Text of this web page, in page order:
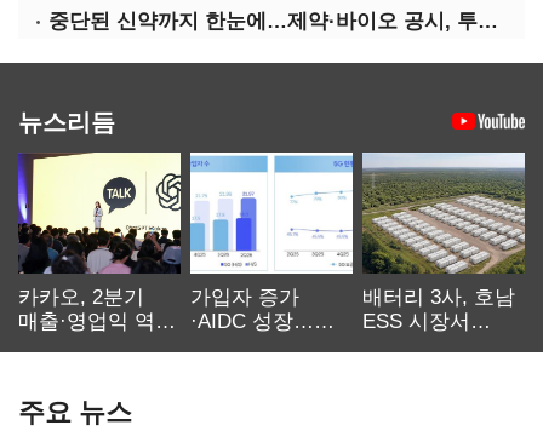
중단된 신약까지 한눈에…제약·바이오 공시, 투명해진다
뉴스리듬
카카오, 2분기
매출·영업익 역대
가입자 증가
·AIDC 성장…
배터리 3사, 호남
ESS 시장서
주요 뉴스